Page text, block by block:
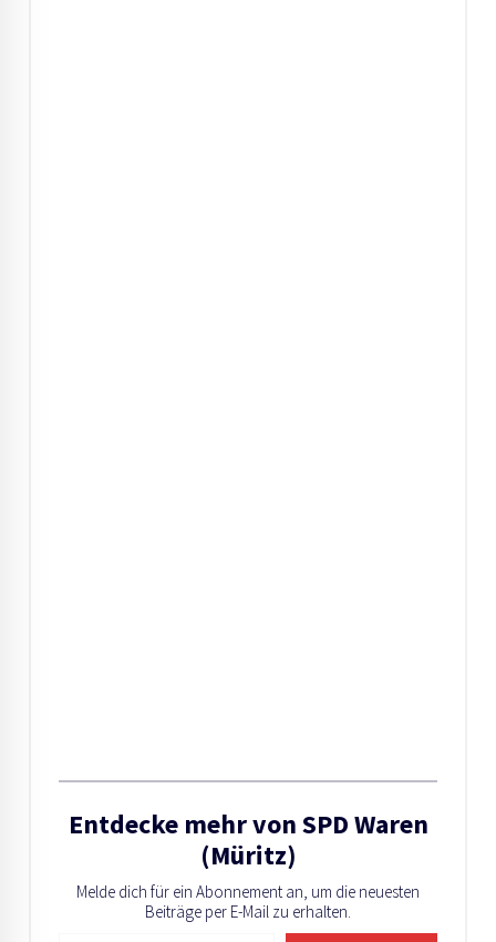
Entdecke mehr von SPD Waren
(Müritz)
Melde dich für ein Abonnement an, um die neuesten
Beiträge per E-Mail zu erhalten.